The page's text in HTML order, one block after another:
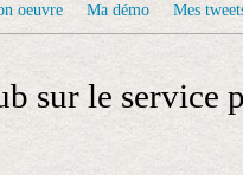
oeuvre Ma démo Mes
sur le service